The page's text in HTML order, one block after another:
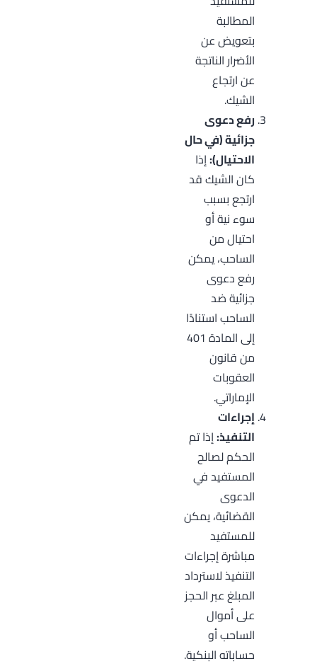
المطالبة
بتعويض عن
الأضرار الناتجة
عن ارتجاع
الشيك.
رفع دعوى
جزائية (في حال
الاحتيال):إذا
كان الشيك قد
ارتجع بسبب
سوء نية أو
احتيال من
الساحب، يمكن
رفع دعوى
جزائية ضد
الساحب استنادًا
إلى المادة 401
من قانون
العقوبات
الإماراتي.
إجراءات
التنفيذ:إذا تم
الحكم لصالح
المستفيد في
الدعوى
القضائية، يمكن
للمستفيد
مباشرة إجراءات
التنفيذ لاسترداد
المبلغ عبر الحجز
على أموال
الساحب أو
حساباته البنكية.